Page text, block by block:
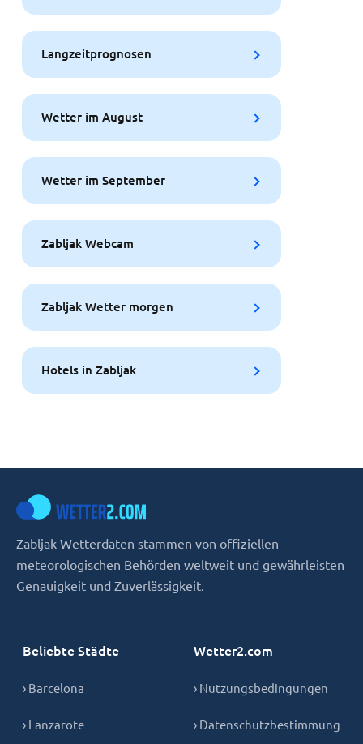
Langzeitprognosen
Wetter im August
Wetter im September
Zabljak Webcam
Zabljak Wetter morgen
Hotels in Zabljak
Zabljak Wetterdaten stammen von offiziellen
meteorologischen Behörden weltweit und gewährleisten
Genauigkeit und Zuverlässigkeit.
Beliebte Städte
› Barcelona
› Lanzarote
Wetter2.com
› Nutzungsbedingungen
› Datenschutzbestimmung